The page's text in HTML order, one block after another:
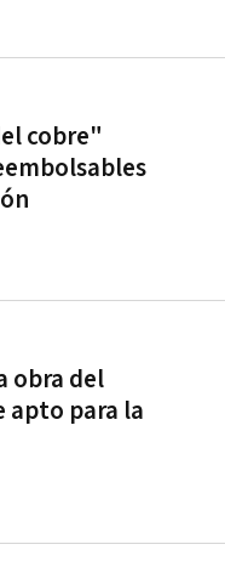
cobre"
obra del
apto para la